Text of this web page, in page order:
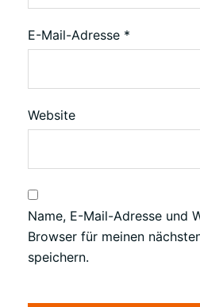
E-Mail-Adresse *
Website
Name, E-Mail-Adresse und
Browser für meinen
speichern.